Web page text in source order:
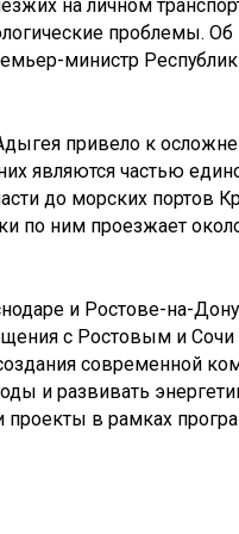
на личном
проблемы. Об
министр
привело к
являются частью
до морских портов
по ним проезжает
и Ростове-на-
с Ростовым и
современной
и развивать
проекты в рамках